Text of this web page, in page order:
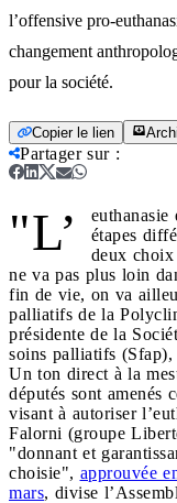
l’offensive pro-
changement
pour la société.
Copier le lien
Partager sur:
"L’
euthanasie
étapes
deux choix
ne va pas plus loin
fin de vie, on va
palliatifs de la
présidente de la
soins palliatifs (Sfap),
Un ton direct à la
députés sont amenés
visant à autoriser
Falorni (groupe
"donnant et
choisie", approuvée
mars, divise